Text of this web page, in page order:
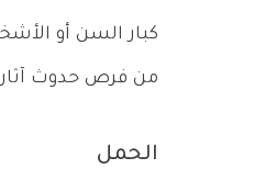
من فرص حدوث آثار
الحمل